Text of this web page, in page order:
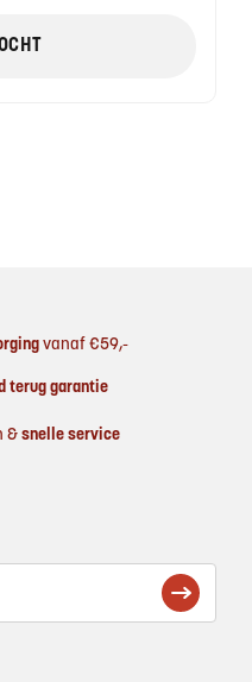
vanaf €59,-
terug garantie
&snelle service